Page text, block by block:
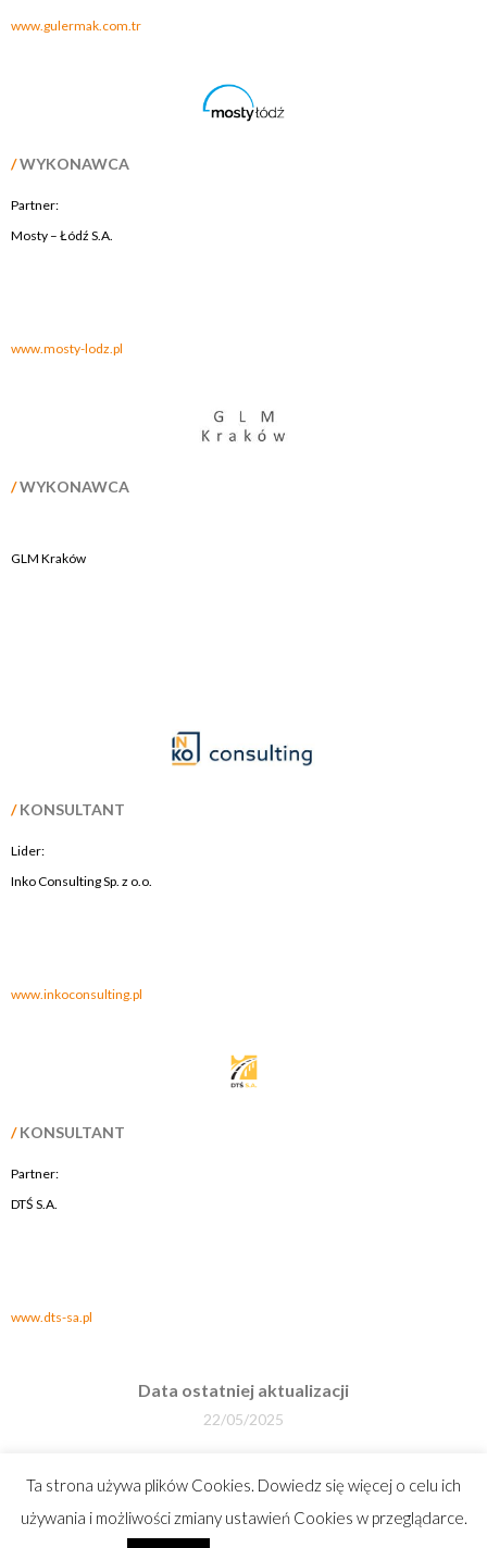
www.gulermak.com.tr
/WYKONAWCA
Partner:
Mosty – Łódź S.A.
www.mosty-lodz.pl
/WYKONAWCA
GLM Kraków
/KONSULTANT
Lider:
Inko Consulting Sp. z o.o.
www.inkoconsulting.pl
/KONSULTANT
Partner:
DTŚ S.A.
www.dts-sa.pl
Data ostatniej aktualizacji
22/05/2025
470322
Projekt i wykonanie:
Ta strona używa plików Cookies. Dowiedz się więcej o celu ich
używania i możliwości zmiany ustawień Cookies w przeglądarce.